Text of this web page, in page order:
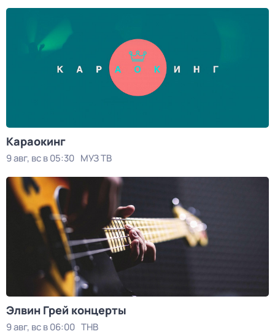
Kаpаокинг
9 авг, вс в 05:30 МУЗ ТВ
Элвин Грей концерты
9 авг, вс в 06:00 ТНВ